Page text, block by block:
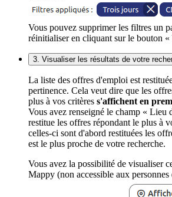
Vous pouvez supprimer les filtres un
réinitialiser en cliquant sur le bouton
3. Visualiser les résultats de votre
La liste des offres d'emploi est
pertinence. Cela veut dire que les
plus à vos critères s'affichent en
Vous avez renseigné le champ « Lieu
restitue les offres répondant le plus à
celles-ci sont d'abord restituées les
est le plus proche de votre recherche.
Vous avez la possibilité de visualiser
Mappy (non accessible aux personnes